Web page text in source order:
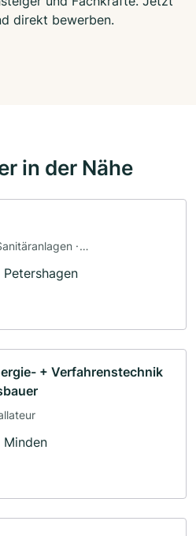
direkt bewerben.
in der Nähe
·
+ Verfahrenstechnik